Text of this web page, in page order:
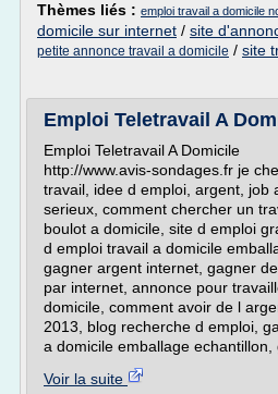
Thèmes liés : emploi travail a domicile
domicile sur internet / site
petite annonce travail a domicile / site
Emploi Teletravail A
Emploi Teletravail A Domicile
http://www.avis-sondages.fr je
travail, idee d emploi, argent, job
serieux, comment chercher un
boulot a domicile, site d emploi
d emploi travail a domicile
gagner argent internet, gagner
par internet, annonce pour
domicile, comment avoir de l
2013, blog recherche d emploi,
a domicile emballage echantillon,
Voir la suite